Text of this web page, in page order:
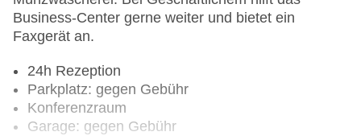
Business-Center gerne weiter und bietet ein
Faxgerät an.
24h Rezeption
Parkplatz: gegen Gebühr
Konferenzraum
Garage: gegen Gebühr